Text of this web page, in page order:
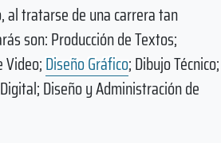
al tratarse de una carrera tan
son: Producción de Textos;
Video;Diseño Gráfico; Dibujo Técnico;
Diseño y Administración de